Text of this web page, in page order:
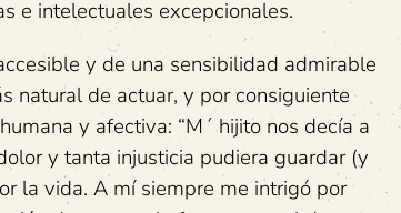
e intelectuales excepcionales.
y de una sensibilidad admirable
natural de actuar, y por consiguiente
y afectiva: “M´ hijito nos decía a
y tanta injusticia pudiera guardar (y
la vida. A mí siempre me intrigó por